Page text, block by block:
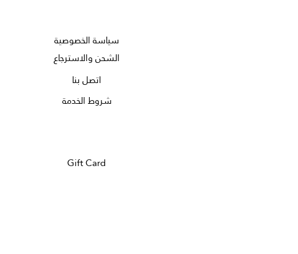
سياسة الخصوصية
الشحن والاسترجاع
اتصل بنا
شروط الخدمة
Gift Card